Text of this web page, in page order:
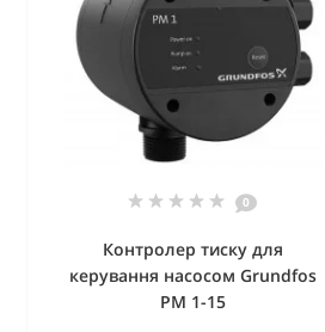
0
Контролер тиску для
керування насосом Grundfos
PM 1-15